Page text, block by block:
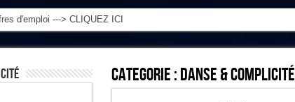
d'emploi ---> CLIQUEZ ICI
Categorie :Danse & Complicité